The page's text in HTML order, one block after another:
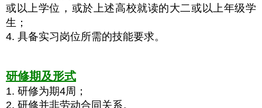
或以上学位 ， 或於上述高校就读的大二或以上年级学
生；
4. 具备实习岗位所需的技能要求。
研修期及形式
1. 研修为期4周；
2. 研修并非劳动合同关系。